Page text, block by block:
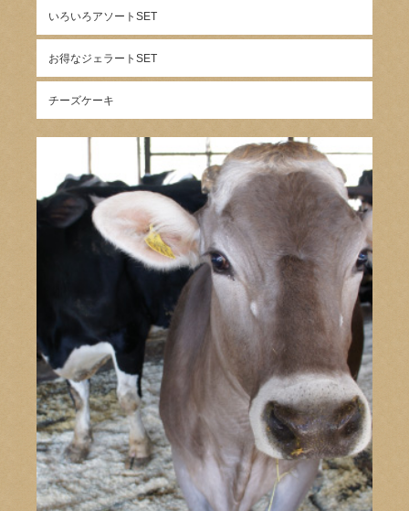
いろいろアソートSET
お得なジェラートSET
チーズケーキ